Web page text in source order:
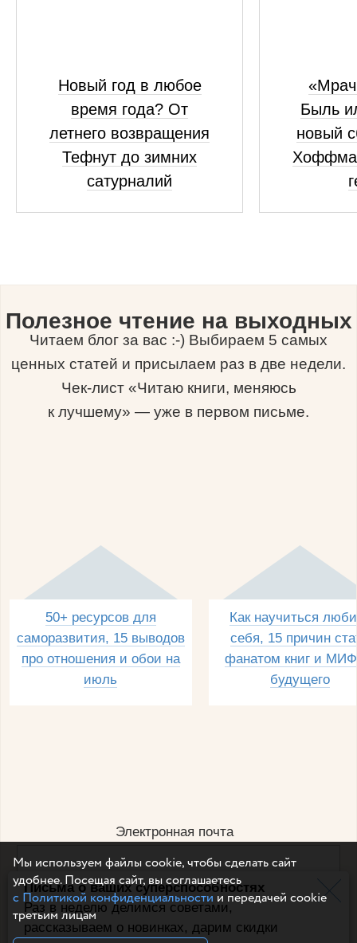
Письма о ваших суперспособностях
Раз в неделю делимся советами,
рассказываем о новинках, дарим скидки
Новый год в любое
время года? От
летнего возвращения
Тефнут до зимних
сатурналий
Быль
новый
Полезное чтение на выходных
Читаем блог за вас :-) Выбираем 5 самых
ценных статей и присылаем раз в две недели.
Чек-лист «Читаю книги, меняюсь
к лучшему» — уже в первом письме.
50+ ресурсов для
саморазвития, 15 выводов
про отношения и обои на
июль
Как научиться
себя, 15 причин
фанатом книг и
будущего
Электронная почта
Например, dulsineya@gmail.com
Без спама и смс
Подписаться
Мы используем файлы cookie, чтобы сделать сайт
удобнее. Посещая сайт, вы соглашаетесь
с Политикой конфиденциальностии передачей cookie
третьим лицам